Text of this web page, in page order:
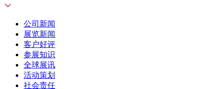
公司新闻
展览新闻
客户好评
参展知识
全球展讯
活动策划
社会责任